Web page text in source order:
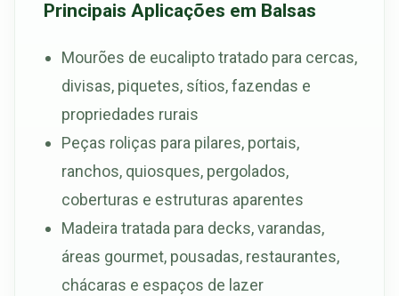
Principais Aplicações em Balsas
Mourões de eucalipto tratado para cercas,
divisas, piquetes, sítios, fazendas e
propriedades rurais
Peças roliças para pilares, portais,
ranchos, quiosques, pergolados,
coberturas e estruturas aparentes
Madeira tratada para decks, varandas,
áreas gourmet, pousadas, restaurantes,
chácaras e espaços de lazer